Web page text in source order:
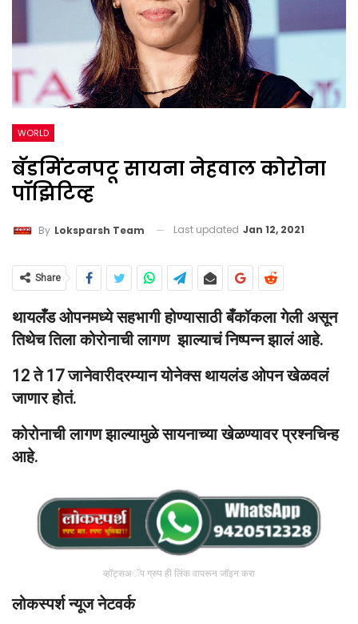
WORLD
बॅडमिंटनपटू सायना नेहवाल कोरोना
पॉझिटिव्ह
By Loksparsh Team Last updated Jan 12, 2021
Share
थायलँड ओपनमध्ये सहभागी होण्यासाठी बँकॉकला गेली असून
तिथेच तिला कोरोनाची लागण झाल्याचं निष्पन्न झालं आहे.
12 ते 17 जानेवारीदरम्यान योनेक्स थायलंड ओपन खेळवलं
जाणार होतं.
कोरोनाची लागण झाल्यामुळे सायनाच्या खेळण्यावर प्रश्नचिन्ह
आहे.
व्हॉट्सअॅप ग्रुप ही लिंक वापरून जॉइन करा
लोकस्पर्श न्यूज नेटवर्क